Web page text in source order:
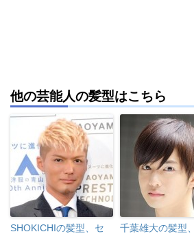
他の芸能人の髪型はこちら
SHOKICHIの髪型、セ
千葉雄大の髪型